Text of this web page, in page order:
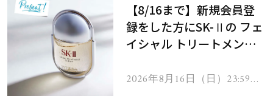
【8/16まで】新規会員登
録をした方にSK-Ⅱの フェ
イシャル トリートメント
2026年8月16日（日）23:59ま